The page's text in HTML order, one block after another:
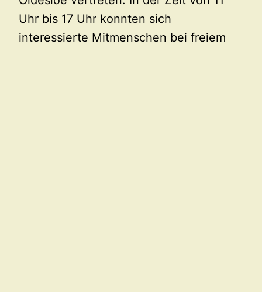
Uhr bis 17 Uhr konnten sich
interessierte Mitmenschen bei freiem